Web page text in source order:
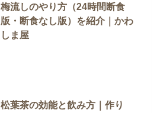
梅流しのやり方（24時間断食
版・断食なし版）を紹介｜かわ
しま屋
松葉茶の効能と飲み方｜作り